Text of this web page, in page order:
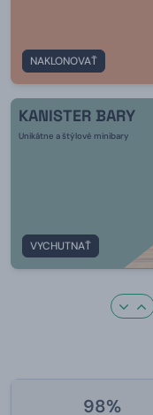
NAKLONOVAŤ
KANISTER BARY
Unikátne a štýlové minibary
VYCHUTNAŤ
98%